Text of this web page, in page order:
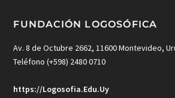
FUNDACIÓN LOGOSÓFICA
Av. 8 de Octubre 2662, 11600 Montevideo,
Teléfono (+598) 2480 0710
https://Logosofia.Edu.Uy